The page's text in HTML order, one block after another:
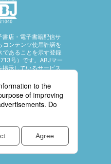
店・電子書籍配信サ
コンテンツ使用許諾を
であることを示す登録
号）です。ABJマー
示しているサービス
All rights reserved.